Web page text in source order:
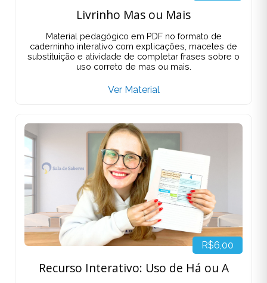
Livrinho Mas ou Mais
Material pedagógico em PDF no formato de
caderninho interativo com explicações, macetes de
substituição e atividade de completar frases sobre o
uso correto de mas ou mais.
Ver Material
R$6,00
Recurso Interativo: Uso de Há ou A